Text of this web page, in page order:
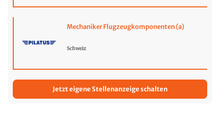
Mechaniker Flugzeugkomponenten (a)
Schweiz
Jetzt eigene Stellenanzeige schalten